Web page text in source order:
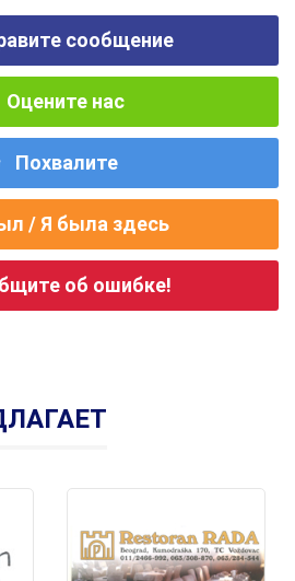
сообщение
Оцените нас
Похвалите
/ Я была здесь
об ошибке!